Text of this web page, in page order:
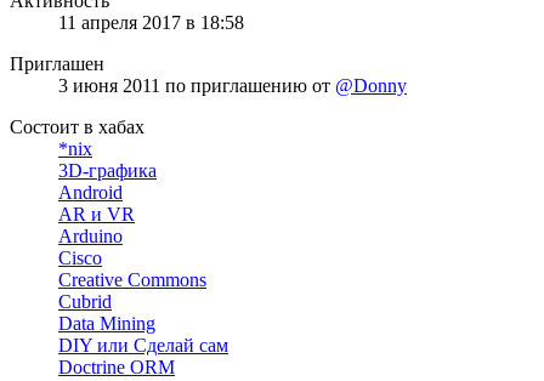
11 апреля 2017 в 18:58
Приглашен
3 июня 2011 по приглашению от @Donny
Состоит в хабах
*nix
3D-графика
Android
AR и VR
Arduino
Cisco
Creative Commons
Cubrid
Data Mining
DIY или Сделай сам
Doctrine ORM